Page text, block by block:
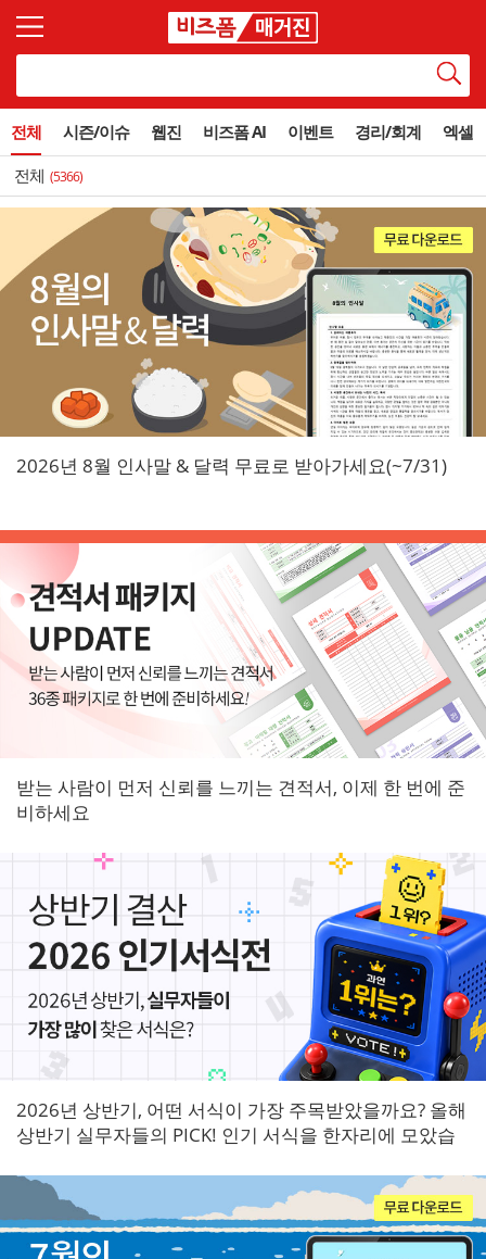
전체 시즌/이슈 웹진 비즈폼 AI 이벤트 경리/회계 엑셀
전체 (5366)
2026년 8월 인사말 & 달력 무료로 받아가세요(~7/31)
받는 사람이 먼저 신뢰를 느끼는 견적서, 이제 한 번에 준
비하세요
2026년 상반기, 어떤 서식이 가장 주목받았을까요? 올해
상반기 실무자들의 PICK! 인기 서식을 한자리에 모았습